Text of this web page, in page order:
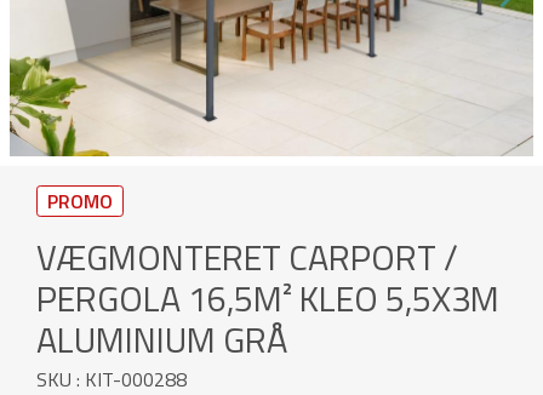
PROMO
VÆGMONTERET CARPORT /
PERGOLA 16,5M² KLEO 5,5X3M
ALUMINIUM GRÅ
SKU : KIT-000288